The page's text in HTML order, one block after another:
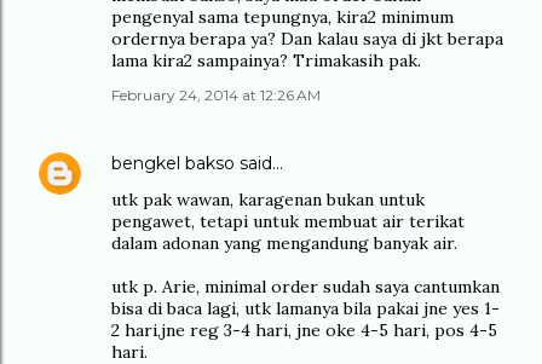
pengenyal sama tepungnya, kira2 minimum
ordernya berapa ya? Dan kalau saya di jkt berapa
lama kira2 sampainya? Trimakasih pak.
February 24, 2014 at 12:26 AM
bengkel bakso said…
utk pak wawan, karagenan bukan untuk
pengawet, tetapi untuk membuat air terikat
dalam adonan yang mengandung banyak air.
utk p. Arie, minimal order sudah saya cantumkan
bisa di baca lagi, utk lamanya bila pakai jne yes 1-
2 hari,jne reg 3-4 hari, jne oke 4-5 hari, pos 4-5
hari.